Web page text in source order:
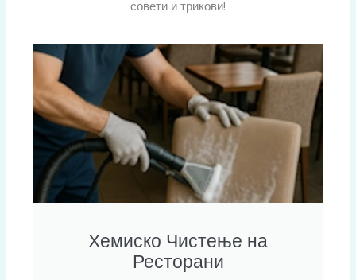
совети и трикови!
Хемиско Чистење на
Ресторани